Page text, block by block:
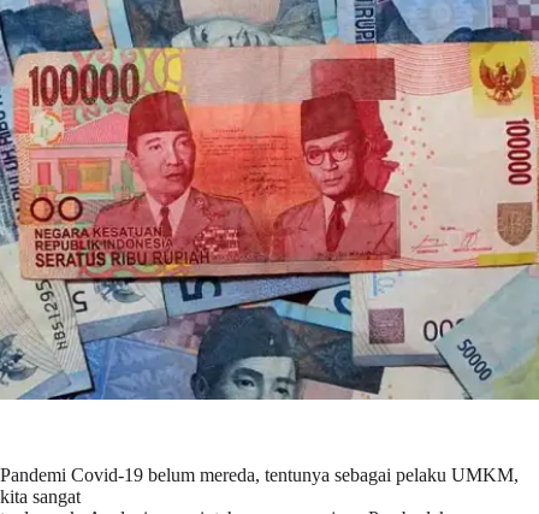
Pandemi Covid-19 belum mereda, tentunya sebagai pelaku UMKM,
kita sangat